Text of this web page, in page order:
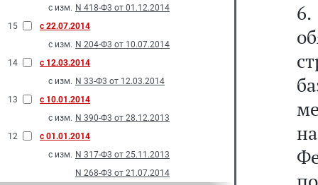
с изм. N 418-Ф3 от 01.12.2014
15
с 22.07.2014
с изм. N 204-Ф3 от 10.07.2014
14
с 12.03.2014
с изм. N 33-Ф3 от 12.03.2014
13
с 10.01.2014
с изм. N 390-Ф3 от 28.12.2013
12
с 01.01.2014
с изм. N 317-Ф3 от 25.11.2013
N 268-Ф3 от 21.07.2014